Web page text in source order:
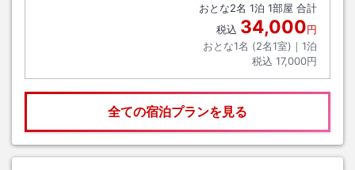
おとな2名 1泊 1部屋 合計
税込 34,000円
おとな1名 (2名1室)｜ 1泊
税込 17,000円
全ての宿泊プランを見る